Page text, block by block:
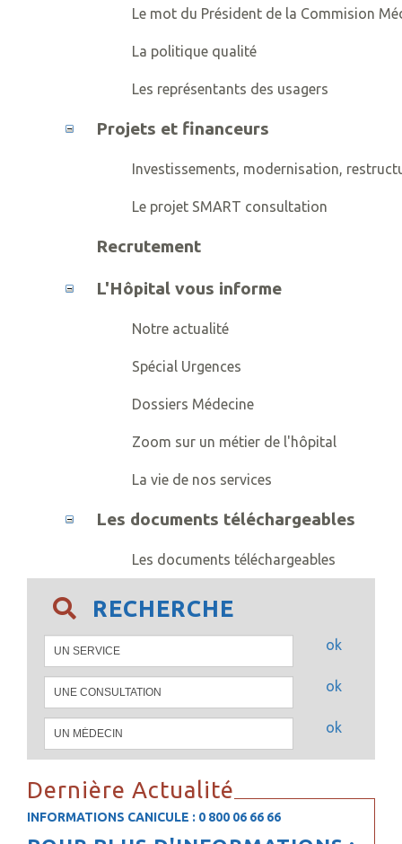
Le mot du Président de la Commision
La politique qualité
Les représentants des usagers
Projets et financeurs
Investissements, modernisation,
Le projet SMART consultation
Recrutement
L'Hôpital vous informe
Notre actualité
Spécial Urgences
Dossiers Médecine
Zoom sur un métier de l'hôpital
La vie de nos services
Les documents téléchargeables
Les documents téléchargeables
RECHERCHE
ok
ok
ok
Dernière Actualité
INFORMATIONS CANICULE : 0 800 06 66 66